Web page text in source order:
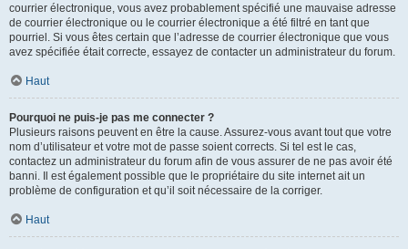
courrier électronique, vous avez probablement spécifié une mauvaise adresse
de courrier électronique ou le courrier électronique a été filtré en tant que
pourriel. Si vous êtes certain que l’adresse de courrier électronique que vous
avez spécifiée était correcte, essayez de contacter un administrateur du forum.
Haut
Pourquoi ne puis-je pas me connecter ?
Plusieurs raisons peuvent en être la cause. Assurez-vous avant tout que votre
nom d’utilisateur et votre mot de passe soient corrects. Si tel est le cas,
contactez un administrateur du forum afin de vous assurer de ne pas avoir été
banni. Il est également possible que le propriétaire du site internet ait un
problème de configuration et qu’il soit nécessaire de la corriger.
Haut